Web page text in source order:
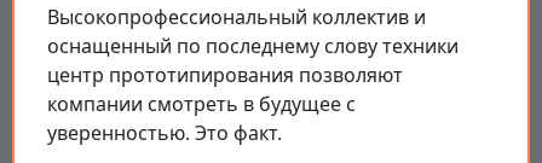
Высокопрофессиональный коллектив и
оснащенный по последнему слову техники
центр прототипирования позволяют
компании смотреть в будущее с
уверенностью. Это факт.